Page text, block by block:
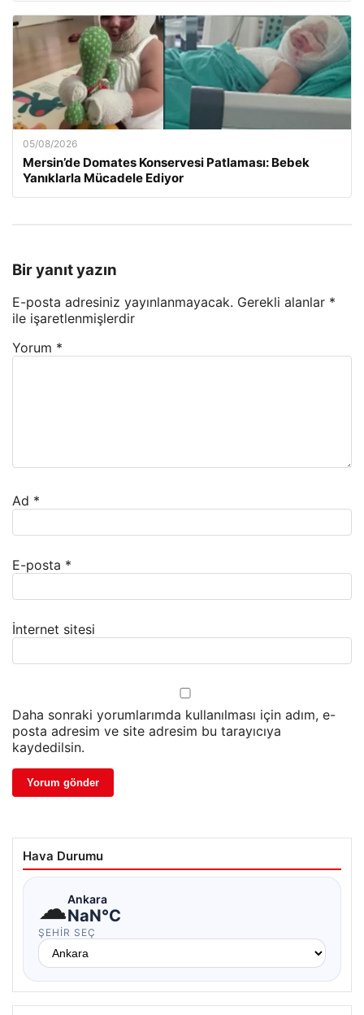
05/08/2026
Mersin’de Domates Konservesi Patlaması: Bebek
Yanıklarla Mücadele Ediyor
Bir yanıt yazın
E-posta adresiniz yayınlanmayacak. Gerekli alanlar *
ile işaretlenmişlerdir
Yorum *
Ad *
E-posta *
İnternet sitesi
Daha sonraki yorumlarımda kullanılması için adım, e-
posta adresim ve site adresim bu tarayıcıya
kaydedilsin.
Hava Durumu
☁Ankara
NaN°C
ŞEHIR SEÇ